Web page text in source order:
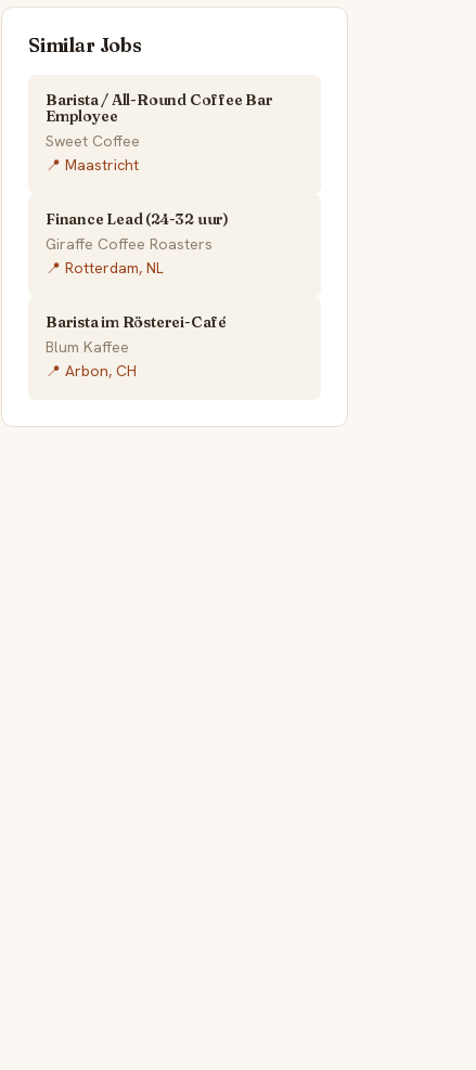
Similar Jobs
Barista / All-Round Coffee Bar
Employee
Sweet Coffee
📍 Maastricht
Finance Lead (24-32 uur)
Giraffe Coffee Roasters
📍 Rotterdam, NL
Barista im Rösterei-Café
Blum Kaffee
📍 Arbon, CH